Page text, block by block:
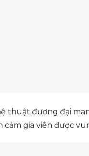
thuật đương đại
gia viên được